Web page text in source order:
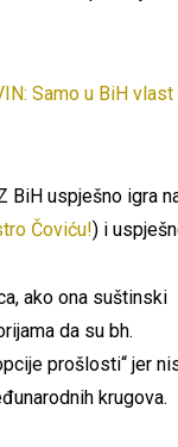
Samo u BiH
uspješno igra
Čoviću!) i
ako ona suštinski
da su bh.
prošlosti“ jer
krugova.